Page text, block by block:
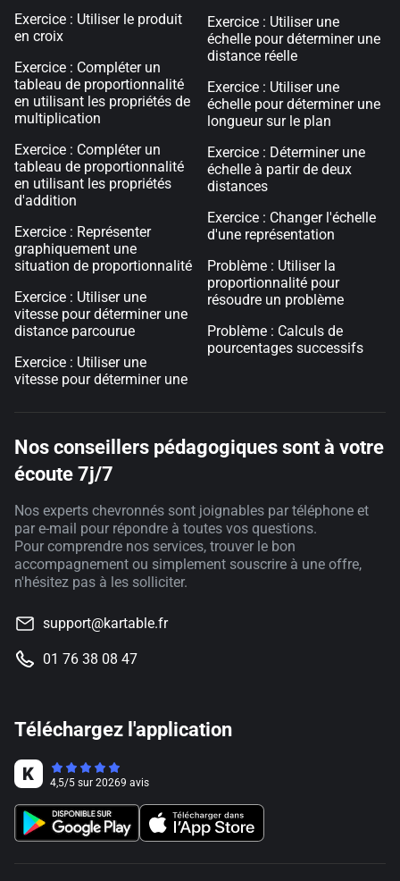
Exercice : Utiliser le produit
en croix
Exercice : Compléter un
tableau de proportionnalité
en utilisant les propriétés de
multiplication
Exercice : Compléter un
tableau de proportionnalité
en utilisant les propriétés
d'addition
Exercice : Représenter
graphiquement une
situation de proportionnalité
Exercice : Utiliser une
vitesse pour déterminer une
distance parcourue
Exercice : Utiliser une
vitesse pour déterminer une
Exercice : Utiliser une
échelle pour déterminer une
distance réelle
Exercice : Utiliser une
échelle pour déterminer une
longueur sur le plan
Exercice : Déterminer une
échelle à partir de deux
distances
Exercice : Changer l'échelle
d'une représentation
Problème : Utiliser la
proportionnalité pour
résoudre un problème
Problème : Calculs de
pourcentages successifs
Nos conseillers pédagogiques sont à votre
écoute 7j/7
Nos experts chevronnés sont joignables par téléphone et
par e-mail pour répondre à toutes vos questions.
Pour comprendre nos services, trouver le bon
accompagnement ou simplement souscrire à une offre,
n'hésitez pas à les solliciter.
support@kartable.fr
01 76 38 08 47
Téléchargez l'application
4,5/5 sur 20269 avis